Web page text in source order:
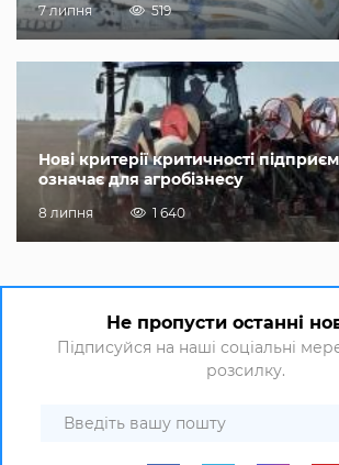
7 липня 519
Нові критерії критичності
означає для агробізнесу
8 липня 1 640
Не пропусти останні
Підписуйся на наші соціальні
розсилку.